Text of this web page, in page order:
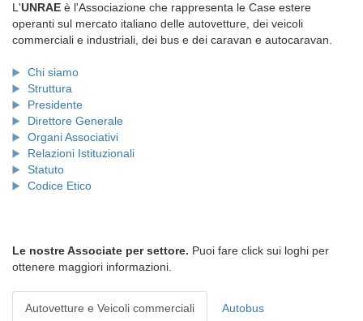
L'UNRAE è l'Associazione che rappresenta le Case estere
operanti sul mercato italiano delle autovetture, dei veicoli
commerciali e industriali, dei bus e dei caravan e autocaravan.
Chi siamo
Struttura
Presidente
Direttore Generale
Organi Associativi
Relazioni Istituzionali
Statuto
Codice Etico
Le nostre Associate per settore. Puoi fare click sui loghi per
ottenere maggiori informazioni.
Autovetture e Veicoli commerciali Autobus